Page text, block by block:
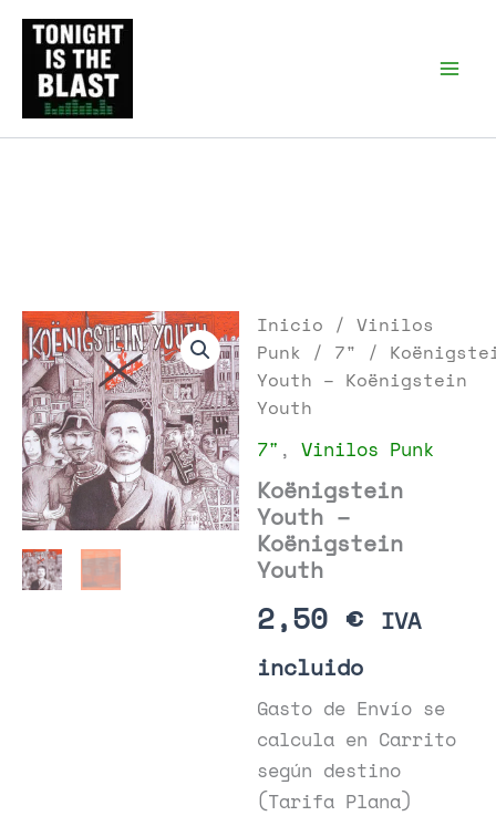
contenido
Inicio /Vinilos
Punk / 7" /
Youth – Koënigstein
Youth
7" ,Vinilos Punk
Koënigstein
Youth –
Koënigstein
Youth
2,50 € IVA
incluido
Gasto de Envío se
calcula en Carrito
según destino
(Tarifa Plana)